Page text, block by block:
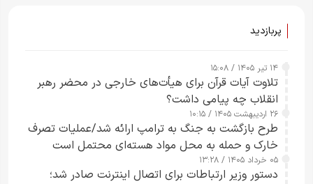
پربازدید
۱۴ تیر ۱۴۰۵ / ۱۵:۰۸
تلاوت آیات قرآن برای هیأت‌های خارجی در محضر رهبر
انقلاب چه پیامی داشت؟
۲۶ اردیبهشت ۱۴۰۵ / ۱۰:۱۵
طرح‌ بازگشت به جنگ به ترامپ ارائه شد/عملیات تصرف
خارک و حمله به محل مواد هسته‌ای محتمل است
۰۵ خرداد ۱۴۰۵ / ۱۳:۲۸
دستور وزیر ارتباطات برای اتصال اینترنت صادر شد؛